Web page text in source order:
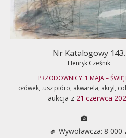
Nr Katalogowy 143.
Henryk Cześnik
PRZODOWNICY. 1 MAJA –
ołówek, tusz pióro, akwarela, akryl,
aukcja z 21 czerwca
Wywoławcza: 8 000